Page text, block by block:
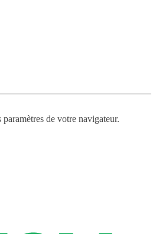
de votre navigateur.